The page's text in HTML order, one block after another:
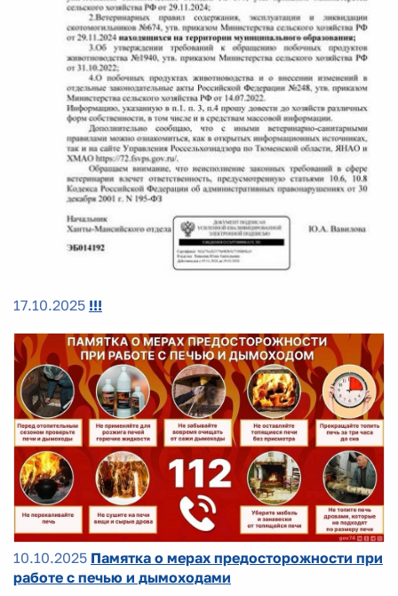
17.10.2025 !!!
10.10.2025 Памятка о мерах предосторожности при
работе с печью и дымоходами